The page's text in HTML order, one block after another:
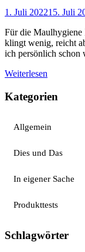
1. Juli 202215. Juli
Für die Maulhygiene
klingt wenig, reicht
ich persönlich
Weiterlesen
Kategorien
Allgemein
Dies und Das
In eigener Sache
Produkttests
Schlagwörter